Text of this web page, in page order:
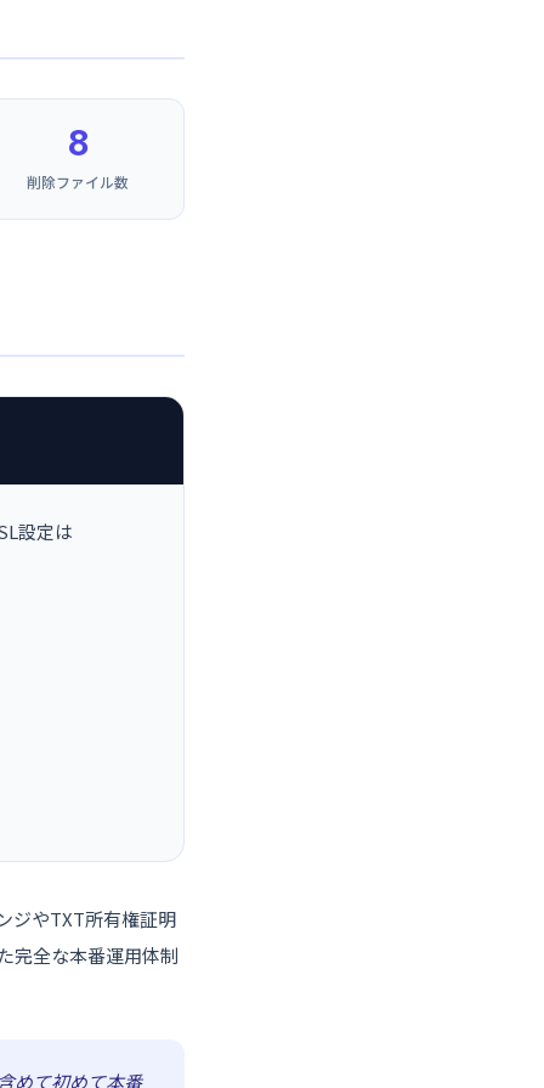
8
削除ファイル数
設定は
ジやTXT所有権証明
完全な本番運用体制
めて初めて本番